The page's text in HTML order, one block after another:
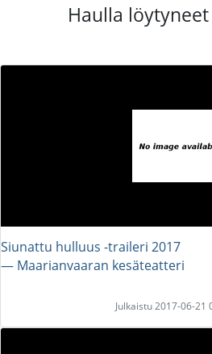
Haulla
Siunattu hulluus -traileri 2017
― Maarianvaaran kesäteatteri
Julkaistu 2017-06-